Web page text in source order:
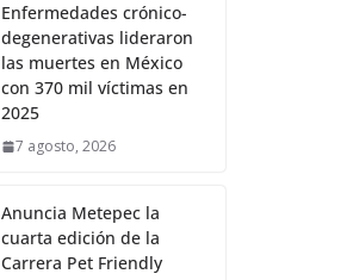
Enfermedades crónico-
degenerativas lideraron
las muertes en México
con 370 mil víctimas en
2025
7 agosto, 2026
Anuncia Metepec la
cuarta edición de la
Carrera Pet Friendly